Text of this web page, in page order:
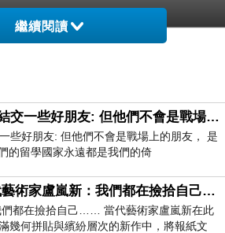
出眾
錯過
繼續閱讀
我們在國外留學時會結交一些好朋友: 但他們不會是戰場上的朋友
些好朋友: 但他們不會是戰場上的朋友， 是
的留學國家永遠都是我們的倚
當代藝術家盧嵐新：我們都在撿拾自己，將散落的情緒與碎片，拼回生命完整的輪廓
們都在撿拾自己…… 當代藝術家盧嵐新在此
幾何拼貼與繽紛層次的新作中，將報紙文